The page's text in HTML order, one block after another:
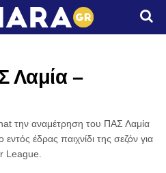
Λαμία –
την αναμέτρηση του ΠΑΣ Λαμία
έδρας παιχνίδι της σεζόν για
League.